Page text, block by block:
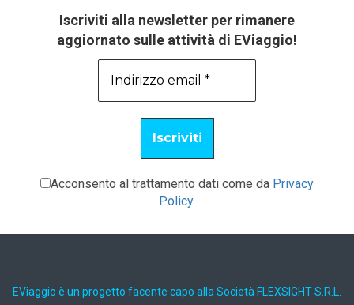
Iscriviti alla newsletter per rimanere
aggiornato sulle attività di EViaggio!
Acconsento al trattamento dati come da Privacy
Policy.
EViaggio è un progetto facente capo alla Società FLEXSIGHT S.R.L.